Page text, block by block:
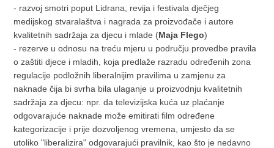
- razvoj smotri poput Lidrana, revija i festivala dječjeg
medijskog stvaralaštva i nagrada za proizvođače i autore
kvalitetnih sadržaja za djecu i mlade (Maja Flego)
- rezerve u odnosu na treću mjeru u području provedbe pravila
o zaštiti djece i mladih, koja predlaže razradu određenih zona
regulacije podložnih liberalnijim pravilima u zamjenu za
naknade čija bi svrha bila ulaganje u proizvodnju kvalitetnih
sadržaja za djecu: npr. da televizijska kuća uz plaćanje
odgovarajuće naknade može emitirati film određene
kategorizacije i prije dozvoljenog vremena, umjesto da se
utoliko "liberalizira" odgovarajući pravilnik, kao što je nedavno